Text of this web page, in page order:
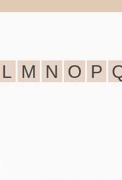
L M N O P